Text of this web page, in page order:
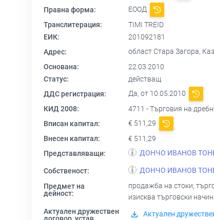
Правна форма:
ЕООД
Транслитерация:
TIMI TREID
ЕИК:
201092181
Адрес:
област Стара Загора,
Основана:
22.03.2010
Статус:
действащ
ДДС регистрация:
Да, от 10.05.2010
КИД 2008:
4711 - Търговия на
Вписан капитал:
€ 511,29
Внесен капитал:
€ 511,29
Представляващи:
ДОНЧО ИВАНОВ
Собственост: ДОНЧО ИВАНОВ
Предмет на
дейност:
продажба на стоки;
изисква търговски
Актуален дружествен
Актуален